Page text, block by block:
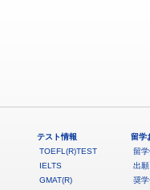
テスト情報
TOEFL(R)TEST
IELTS
GMAT(R)
留学
留
出
奨